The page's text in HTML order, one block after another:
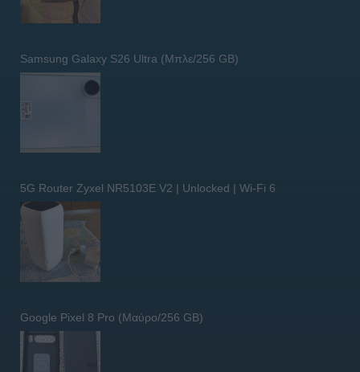
Samsung Galaxy S26 Ultra (Μπλε/256 GB)
5G Router Zyxel NR5103E V2 | Unlocked | Wi-Fi 6
Google Pixel 8 Pro (Μαύρο/256 GB)